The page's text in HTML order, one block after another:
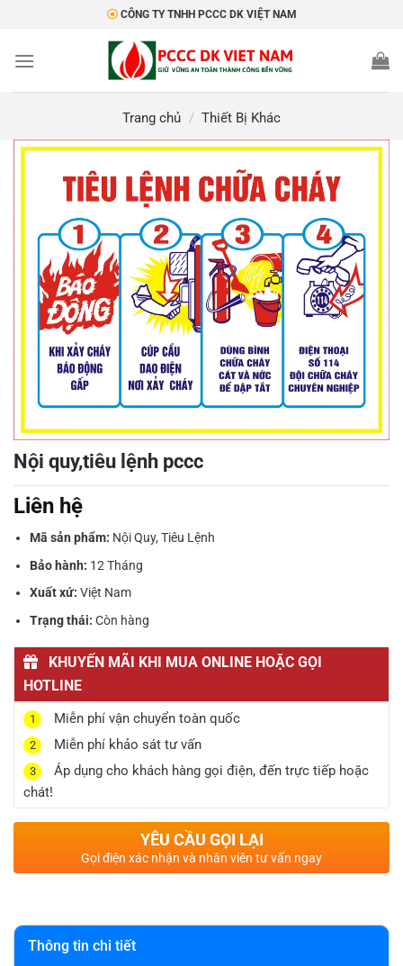
nội
CÔNG TY TNHH PCCC DK VIỆT NAM
Trang chủ / Thiết Bị Khác
Nội quy,tiêu lệnh pccc
Liên hệ
Mã sản phẩm: Nội Quy, Tiêu Lệnh
Bảo hành: 12 Tháng
Xuất xứ: Việt Nam
Trạng thái: Còn hàng
KHUYẾN MÃI KHI MUA ONLINE HOẶC GỌI
HOTLINE
1 Miễn phí vận chuyển toàn quốc
2 Miễn phí khảo sát tư vấn
3
Áp dụng cho khách hàng gọi điện, đến trực tiếp hoặc
chát!
YÊU CẦU GỌI LẠI
Gọi điện xác nhận và nhân viên tư vấn ngay
Thông tin chi tiết